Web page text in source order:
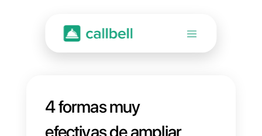
4 formas muy